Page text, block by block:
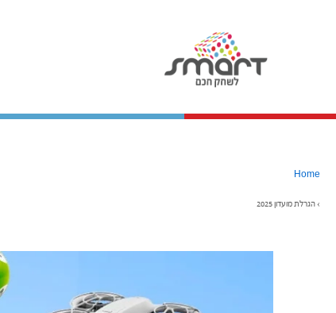
Home
› הגרלת מועדון 2025